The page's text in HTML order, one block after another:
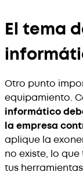
El tema
Otro punto
equipamiento.
informático
la empresa
aplique la
no existe, lo
tus